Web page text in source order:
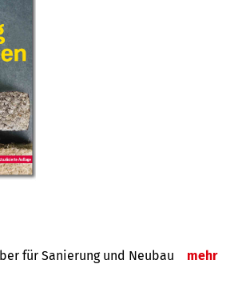
für Sanierung und Neubau mehr